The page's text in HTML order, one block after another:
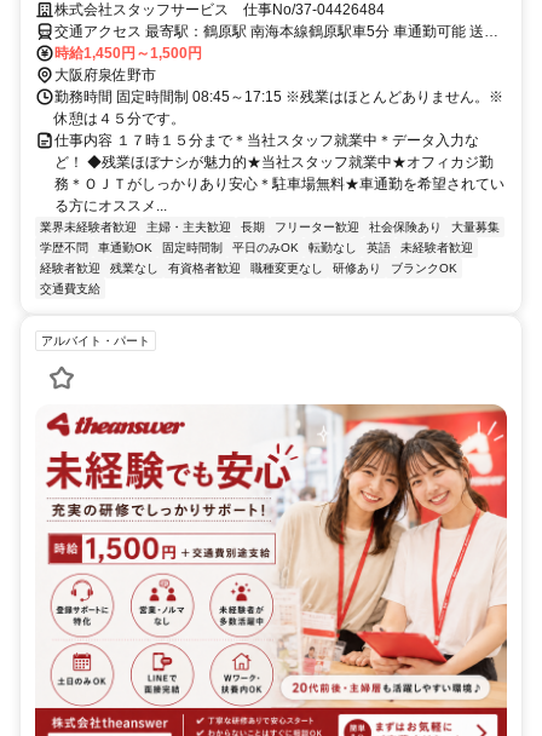
など！ 直接雇用実績あり！
株式会社スタッフサービス 仕事No/37-04426484
交通アクセス 最寄駅：鶴原駅 南海本線鶴原駅車5分 車通勤可能 送迎
バスあり
時給1,450円～1,500円
大阪府泉佐野市
勤務時間 固定時間制 08:45～17:15 ※残業はほとんどありません。※
休憩は４５分です。
仕事内容 １７時１５分まで＊当社スタッフ就業中＊データ入力な
ど！ ◆残業ほぼナシが魅力的★当社スタッフ就業中★オフィカジ勤
務＊ＯＪＴがしっかりあり安心＊駐車場無料★車通勤を希望されてい
る方にオススメ...
業界未経験者歓迎 主婦・主夫歓迎 長期 フリーター歓迎 社会保険あり
大量募集
学歴不問
車通勤OK 固定時間制 平日のみOK 転勤なし 英語
未経験者歓迎
経験者歓迎
残業なし 有資格者歓迎 職種変更なし 研修あり
ブランクOK
交通費支給
アルバイト・パート